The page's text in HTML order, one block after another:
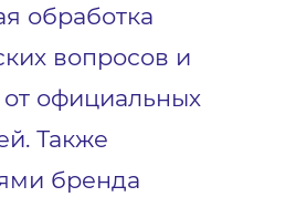
обработка
вопросов и
официальных
Также
бренда